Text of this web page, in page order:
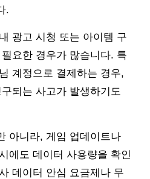
.
광고 시청 또는 아이템 구
요한 경우가 많습니다. 특
계정으로 결제하는 경우,
되는 사고가 발생하기도
아니라, 게임 업데이트나
에도 데이터 사용량을 확인
데이터 안심 요금제나 무